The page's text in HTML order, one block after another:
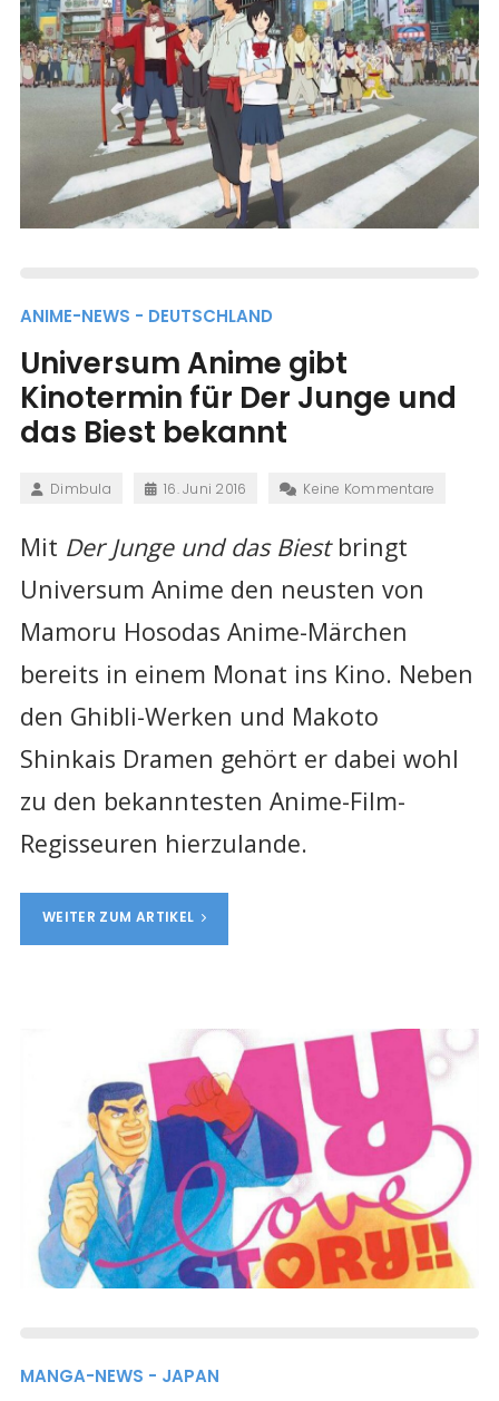
ANIME-NEWS - DEUTSCHLAND
Universum Anime gibt
Kinotermin für Der Junge und
das Biest bekannt
Dimbula 16. Juni 2016 Keine Kommentare
Mit Der Junge und das Biestbringt
Universum Anime den neusten von
Mamoru Hosodas Anime-Märchen
bereits in einem Monat ins Kino. Neben
den Ghibli-Werken und Makoto
Shinkais Dramen gehört er dabei wohl
zu den bekanntesten Anime-Film-
Regisseuren hierzulande.
WEITER ZUM ARTIKEL
MANGA-NEWS - JAPAN